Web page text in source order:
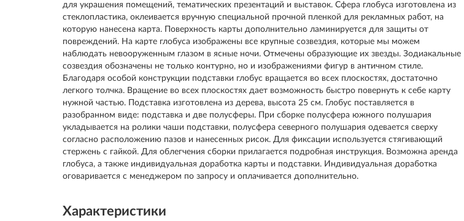
для украшения помещений, тематических презентаций и выставок. Сфера глобуса изготовлена из
стеклопластика, оклеивается вручную специальной прочной пленкой для рекламных работ, на
которую нанесена карта. Поверхность карты дополнительно ламинируется для защиты от
повреждений. На карте глобуса изображены все крупные созвездия, которые мы можем
наблюдать невооруженным глазом в ясные ночи. Отмечены образующие их звезды. Зодиакальные
созвездия обозначены не только контурно, но и изображениями фигур в античном стиле.
Благодаря особой конструкции подставки глобус вращается во всех плоскостях, достаточно
легкого толчка. Вращение во всех плоскостях дает возможность быстро повернуть к себе карту
нужной частью. Подставка изготовлена из дерева, высота 25 см. Глобус поставляется в
разобранном виде: подставка и две полусферы. При сборке полусфера южного полушария
укладывается на ролики чаши подставки, полусфера северного полушария одевается сверху
согласно расположению пазов и нанесенных рисок. Для фиксации используется стягивающий
стержень с гайкой. Для облегчения сборки прилагается подробная инструкция. Возможна аренда
глобуса, а также индивидуальная доработка карты и подставки. Индивидуальная доработка
оговаривается с менеджером по запросу и оплачивается дополнительно.
Характеристики